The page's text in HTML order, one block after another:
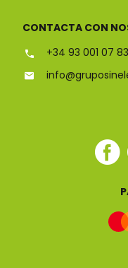
CONTACTA CON
+34 93 001 07 83